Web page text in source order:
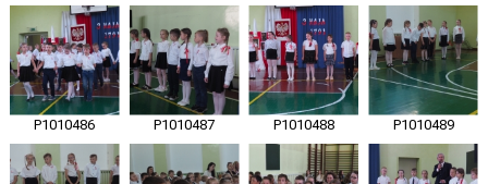
P1010486 P1010487 P1010488 P1010489